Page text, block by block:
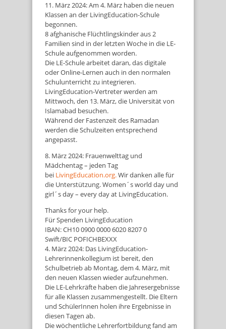
11. März 2024: Am 4. März haben die neuen
Klassen an der LivingEducation-Schule
begonnen.
8 afghanische Flüchtlingskinder aus 2
Familien sind in der letzten Woche in die LE-
Schule aufgenommen worden.
Die LE-Schule arbeitet daran, das digitale
oder Online-Lernen auch in den normalen
Schulunterricht zu integrieren.
LivingEducation-Vertreter werden am
Mittwoch, den 13. März, die Universität von
Islamabad besuchen.
Während der Fastenzeit des Ramadan
werden die Schulzeiten entsprechend
angepasst.
8. März 2024: Frauenwelttag und
Mädchentag – jeden Tag
bei LivingEducation.org.Wir danken alle für
die Unterstützung. Women´s world day und
girl´s day – every day at LivingEducation.
Thanks for your help.
Für Spenden LivingEducation
IBAN: CH10 0900 0000 6020 8207 0
Swift/BIC POFICHBEXXX
4. März 2024: Das LivingEducation-
Lehrerinnenkollegium ist bereit, den
Schulbetrieb ab Montag, dem 4. März, mit
den neuen Klassen wieder aufzunehmen.
Die LE-Lehrkräfte haben die Jahresergebnisse
für alle Klassen zusammengestellt. Die Eltern
und SchülerInnen holen ihre Ergebnisse in
diesen Tagen ab.
Die wöchentliche Lehrerfortbildung fand am